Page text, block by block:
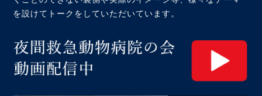
を設けてトークをしていただいています。